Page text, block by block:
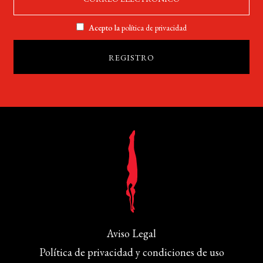
Acepto lapolítica de privacidad
Aviso Legal
Política de privacidad y condiciones de uso